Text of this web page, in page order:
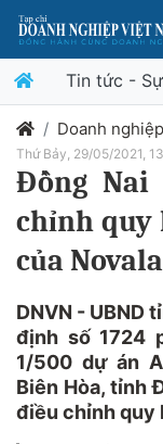
Tin tức -
Doanh
Thứ Bảy, 29/05/2021,
Đồng Nai
chỉnh quy
của
DNVN - UBND
định số 1724
1/500 dự án
Biên Hòa, tỉnh
điều chỉnh quy